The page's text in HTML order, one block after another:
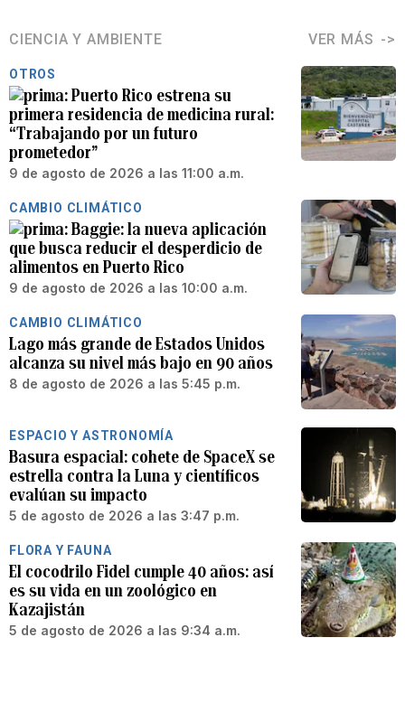
CIENCIA Y AMBIENTE VER MÁS
OTROS
Puerto Rico estrena su
primera residencia de medicina rural:
“Trabajando por un futuro
prometedor”
9 de agosto de 2026 a las 11:00 a.m.
CAMBIO CLIMÁTICO
Baggie: la nueva aplicación
que busca reducir el desperdicio de
alimentos en Puerto Rico
9 de agosto de 2026 a las 10:00 a.m.
CAMBIO CLIMÁTICO
Lago más grande de Estados Unidos
alcanza su nivel más bajo en 90 años
8 de agosto de 2026 a las 5:45 p.m.
ESPACIO Y ASTRONOMÍA
Basura espacial: cohete de SpaceX se
estrella contra la Luna y científicos
evalúan su impacto
5 de agosto de 2026 a las 3:47 p.m.
FLORA Y FAUNA
El cocodrilo Fidel cumple 40 años: así
es su vida en un zoológico en
Kazajistán
5 de agosto de 2026 a las 9:34 a.m.